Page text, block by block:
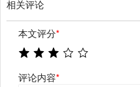
相关评论
本文评分*
评论内容*